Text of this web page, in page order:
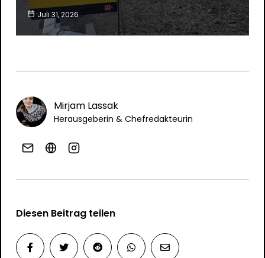
Juli 31, 2026
Mirjam Lassak
Herausgeberin & Chefredakteurin
Diesen Beitrag teilen